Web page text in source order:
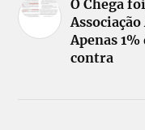
O Chega
Apenas
contra